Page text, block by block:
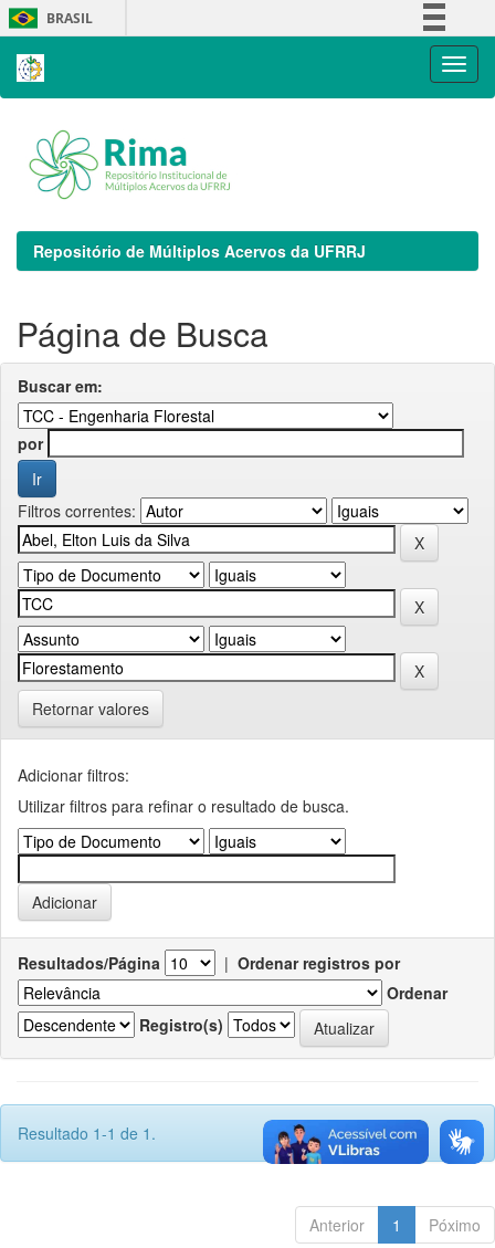
Skip
navigation
BRASIL
Repositório de Múltiplos Acervos da UFRRJ
Página de Busca
Buscar em:
por
Filtros correntes:
Retornar valores
Adicionar filtros:
Utilizar filtros para refinar o resultado de busca.
Resultados/Página | Ordenar registros por
Ordenar
Registro(s)
Resultado 1-1 de 1.
Anterior 1 Póximo